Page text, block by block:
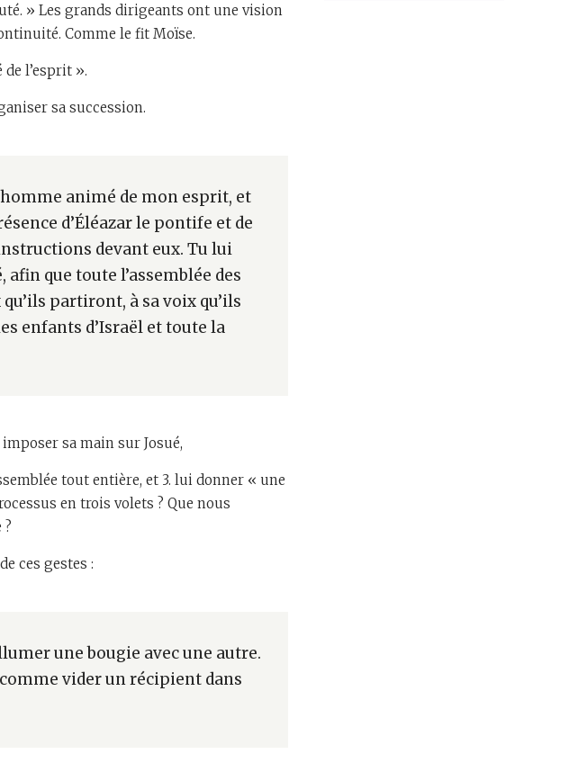
» Les grands dirigeants ont une vision
Comme le fit Moïse.
l’esprit ».
sa succession.
animé de mon esprit, et
d’Éléazar le pontife et de
devant eux. Tu lui
que toute l’assemblée des
partiront, à sa voix qu’ils
enfants d’Israël et toute la
sa main sur Josué,
tout entière, et 3. lui donner « une
en trois volets ? Que nous
ces gestes :
une bougie avec une autre.
vider un récipient dans